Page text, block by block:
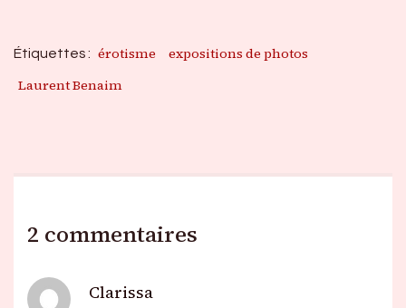
Étiquettes : érotisme
expositions de photos
Laurent Benaim
2 commentaires
Clarissa